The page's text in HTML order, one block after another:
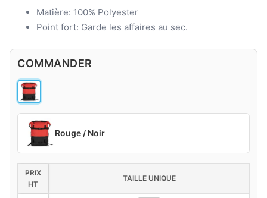
Matière: 100% Polyester
Point fort: Garde les affaires au sec.
COMMANDER
Rouge / Noir
PRIX
HT
TAILLE UNIQUE